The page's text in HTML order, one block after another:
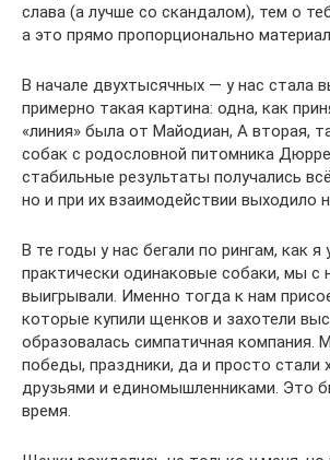
слава (а лучше со скандалом), тем о
а это прямо пропорционально
В начале двухтысячных — у нас стала
примерно такая картина: одна, как
«линия» была от Майодиан, А вторая,
собак с родословной питомника
стабильные результаты получались
но и при их взаимодействии выходило
В те годы у нас бегали по рингам, как я
практически одинаковые собаки, мы с
выигрывали. Именно тогда к нам
которые купили щенков и захотели
образовалась симпатичная компания.
победы, праздники, да и просто стали
друзьями и единомышленниками. Это
время.